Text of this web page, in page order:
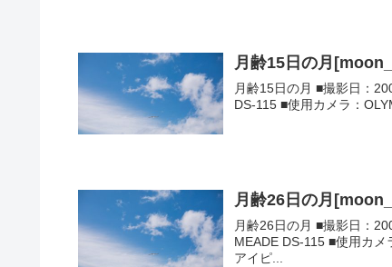
月齢15日の月
月齢15日の月 ■撮影日：
DS-115 ■使用カメラ：
月齢26日の月
月齢26日の月 ■撮影日：
MEADE DS-115 ■使用カ
アイピ...